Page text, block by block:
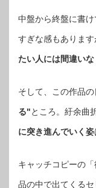
中盤から終盤に書
すぎな感もあります
たい人には間違いな
そして、この作品の
る"ところ。紆余曲
に突き進んでいく姿
キャッチコピーの
品の中で出てくるセ